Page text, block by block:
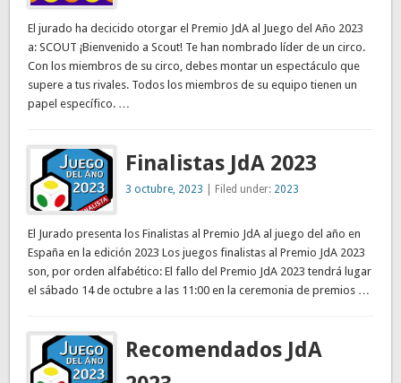
El jurado ha decicido otorgar el Premio JdA al Juego del Año 2023
a: SCOUT ¡Bienvenido a Scout! Te han nombrado líder de un circo.
Con los miembros de su circo, debes montar un espectáculo que
supere a tus rivales. Todos los miembros de su equipo tienen un
papel específico. …
Finalistas JdA 2023
3 octubre, 2023 | Filed under: 2023
El Jurado presenta los Finalistas al Premio JdA al juego del año en
España en la edición 2023 Los juegos finalistas al Premio JdA 2023
son, por orden alfabético: El fallo del Premio JdA 2023 tendrá lugar
el sábado 14 de octubre a las 11:00 en la ceremonia de premios …
Recomendados JdA